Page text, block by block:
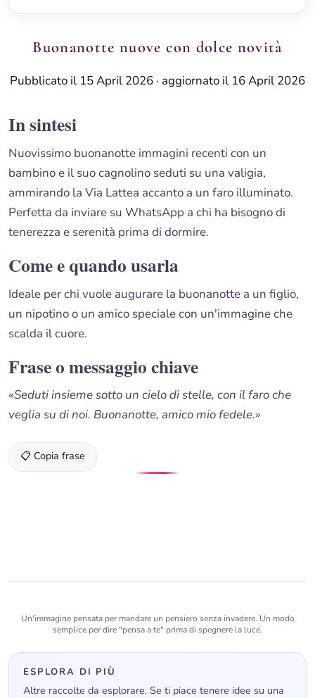
Buonanotte nuove con dolce novità
Pubblicato il 15 April 2026 · aggiornato il 16 April 2026
In sintesi
Nuovissimo buonanotte immagini recenti con un
bambino e il suo cagnolino seduti su una valigia,
ammirando la Via Lattea accanto a un faro illuminato.
Perfetta da inviare su WhatsApp a chi ha bisogno di
tenerezza e serenità prima di dormire.
Come e quando usarla
Ideale per chi vuole augurare la buonanotte a un figlio,
un nipotino o un amico speciale con un'immagine che
scalda il cuore.
Frase o messaggio chiave
«Seduti insieme sotto un cielo di stelle, con il faro che
veglia su di noi. Buonanotte, amico mio fedele.»
📋 Copia frase
Un'immagine pensata per mandare un pensiero senza invadere. Un modo
semplice per dire "pensa a te" prima di spegnere la luce.
ESPLORA DI PIÙ
Altre raccolte da esplorare. Se ti piace tenere idee su una